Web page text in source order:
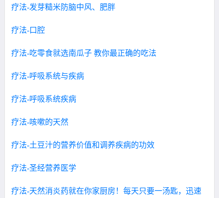
疗法-发芽糙米防脑中风、肥胖
疗法-口腔
疗法-吃零食就选南瓜子 教你最正确的吃法
疗法-呼吸系统与疾病
疗法-呼吸系统疾病
疗法-咳嗽的天然
疗法-土豆汁的营养价值和调养疾病的功效
疗法-圣经营养医学
疗法-天然消炎药就在你家厨房！每天只要一汤匙，迅速